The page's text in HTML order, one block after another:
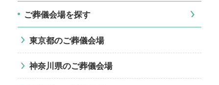
ご葬儀会場を探す
東京都のご葬儀会場
神奈川県のご葬儀会場